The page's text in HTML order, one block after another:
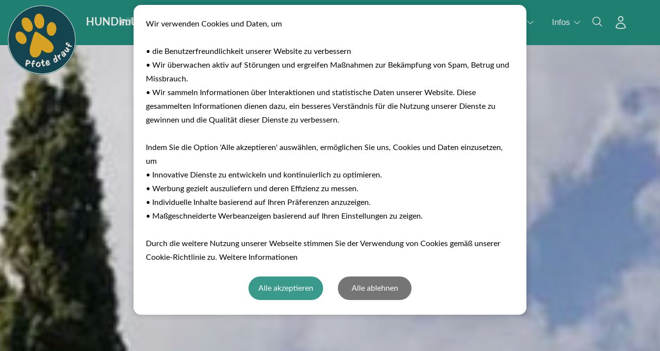
HUNDimURLAUB
FÜR INVESTOREN Busreisen Hotels Infos
Wir verwenden Cookies und Daten, um
• die Benutzerfreundlichkeit unserer Website zu verbessern
• Wir überwachen aktiv auf Störungen und ergreifen Maßnahmen zur Bekämpfung von Spam, Betrug und
Missbrauch.
• Wir sammeln Informationen über Interaktionen und statistische Daten unserer Website. Diese
gesammelten Informationen dienen dazu, ein besseres Verständnis für die Nutzung unserer Dienste zu
gewinnen und die Qualität dieser Dienste zu verbessern.
Indem Sie die Option 'Alle akzeptieren' auswählen, ermöglichen Sie uns, Cookies und Daten einzusetzen,
um
• Innovative Dienste zu entwickeln und kontinuierlich zu optimieren.
• Werbung gezielt auszuliefern und deren Effizienz zu messen.
• Individuelle Inhalte basierend auf Ihren Präferenzen anzuzeigen.
• Maßgeschneiderte Werbeanzeigen basierend auf Ihren Einstellungen zu zeigen.
Durch die weitere Nutzung unserer Webseite stimmen Sie der Verwendung von Cookies gemäß unserer
Cookie-Richtlinie zu. Weitere Informationen
Alle akzeptieren Alle ablehnen